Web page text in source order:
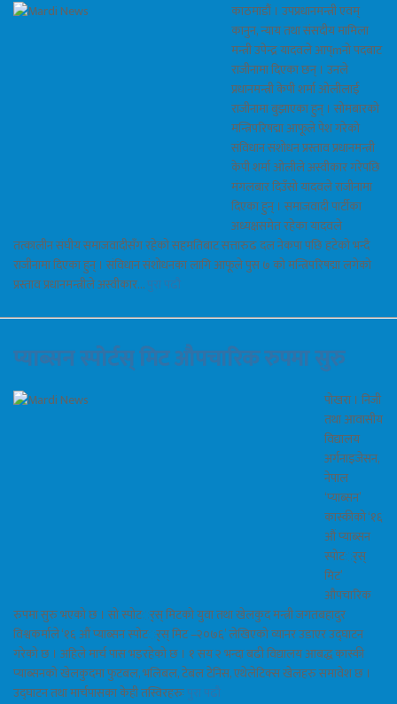
काठमाडौं । उपप्रधानमन्त्री एवम्
कानुन, न्याय तथा संसदीय मामिला
मन्त्री उपेन्द्र यादवले आप्mनो पदबाट
राजीनामा दिएका छन् । उनले
प्रधानमन्त्री केपी शर्मा ओलीलाई
राजीनामा बुझाएका हुन् । सोमबारको
मन्त्रिपरिषद्मा आफूले पेश गरेको
संविधान संशोधन प्रस्ताव प्रधानमन्त्री
केपी शर्मा ओलीले अस्वीकार गरेपछि
मंगलबार दिउँसो यादवले राजीनामा
दिएका हुन् । समाजवादी पार्टीका
अध्यक्षसमेत रहेका यादवले
तत्कालीन संघीय समाजवादीसँग रहेको सहमतिबाट सत्तारुढ दल नेकपा पछि हटेको भन्दै
राजीनामा दिएका हुन् । संविधान संशोधनका लागि आफूले पुस ७ को मन्त्रिपरिषद्मा लगेको
प्रस्ताव प्रधानमन्त्रीले अस्वीकार…पुरा पढौ
प्याब्सन स्पोर्टस् मिट औपचारिक रुपमा सुरु
पोखरा । निजी
तथा आवासीय
विद्यालय
अर्गनाइजेसन,
नेपाल
‘प्याब्सन’
कास्कीको ‘१६
औं प्याब्सन
स्पोटर््स्
मिट’
औपचारिक
रुपमा सुरु भएको छ । सो स्पोटर््स् मिटको युवा तथा खेलकुद मन्त्री जगतबहादुर
विश्वकर्माले ‘१६ औं प्याब्सन स्पोटर््स् मिट –२०७६’ लेखिएको व्यानर उडाएर उद्घाटन
गरेको छ । अहिले मार्च पास भइरहेको छ । १ सय २ भन्दा बढी विद्यालय आबद्ध कास्की
प्याब्सनको खेलकुदमा फुटबल, भलिबल, टेबल टेनिस, एथेलेटिक्स खेलहरु समावेश छ ।
उद्घाटन तथा मार्चपासका केही तस्विरहरुःपुरा पढौ